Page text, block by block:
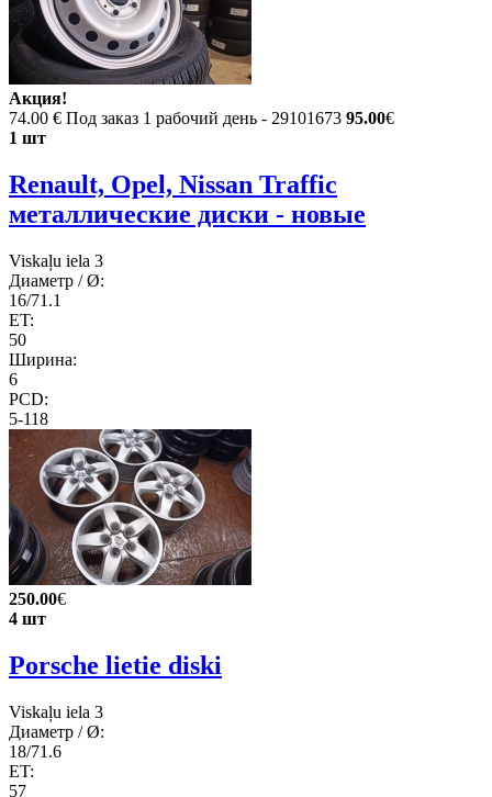
Акция!
74.00 € Под заказ 1 рабочий день - 29101673 95.00€
1 шт
Renault, Opel, Nissan Traffic
металлические диски - новые
Viskaļu iela 3
Диаметр / Ø:
16/71.1
ET:
50
Ширина:
6
PCD:
5-118
250.00€
4 шт
Porsсhe lietie diski
Viskaļu iela 3
Диаметр / Ø:
18/71.6
ET:
57